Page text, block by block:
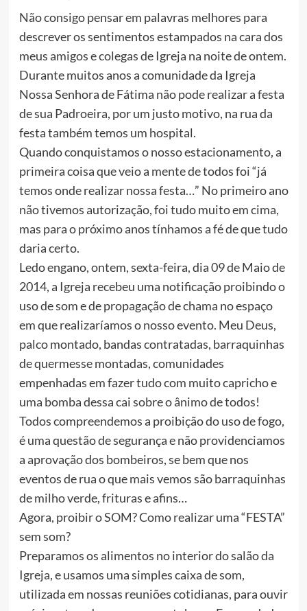
Não consigo pensar em palavras melhores para
descrever os sentimentos estampados na cara dos
meus amigos e colegas de Igreja na noite de ontem.
Durante muitos anos a comunidade da Igreja
Nossa Senhora de Fátima não pode realizar a festa
de sua Padroeira, por um justo motivo, na rua da
festa também temos um hospital.
Quando conquistamos o nosso estacionamento, a
primeira coisa que veio a mente de todos foi “já
temos onde realizar nossa festa…” No primeiro ano
não tivemos autorização, foi tudo muito em cima,
mas para o próximo anos tínhamos a fé de que tudo
daria certo.
Ledo engano, ontem, sexta-feira, dia 09 de Maio de
2014, a Igreja recebeu uma notificação proibindo o
uso de som e de propagação de chama no espaço
em que realizaríamos o nosso evento. Meu Deus,
palco montado, bandas contratadas, barraquinhas
de quermesse montadas, comunidades
empenhadas em fazer tudo com muito capricho e
uma bomba dessa cai sobre o ânimo de todos!
Todos compreendemos a proibição do uso de fogo,
é uma questão de segurança e não providenciamos
a aprovação dos bombeiros, se bem que nos
eventos de rua o que mais vemos são barraquinhas
de milho verde, frituras e afins…
Agora, proibir o SOM? Como realizar uma “FESTA”
sem som?
Preparamos os alimentos no interior do salão da
Igreja, e usamos uma simples caixa de som,
utilizada em nossas reuniões cotidianas, para ouvir